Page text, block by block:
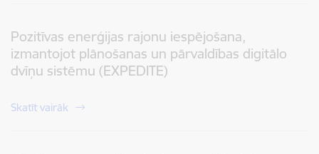
Pozitīvas enerģijas rajonu iespējošana,
izmantojot plānošanas un pārvaldības digitālo
dvīņu sistēmu (EXPEDITE)
Skatīt vairāk